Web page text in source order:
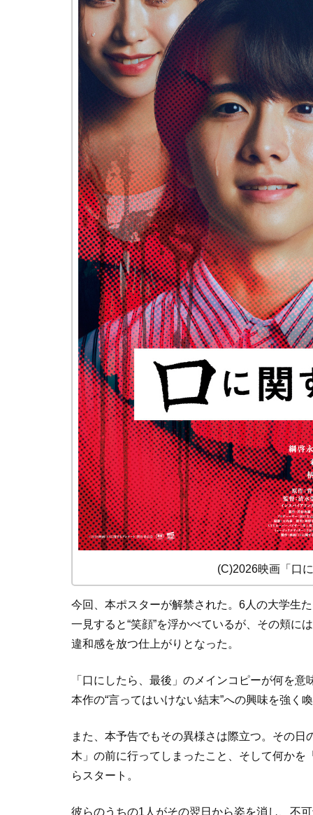
(C)2026映画「口
今回、本ポスターが解禁された。6人の大学生
一見すると“笑顔”を浮かべているが、その頬に
違和感を放つ仕上がりとなった。
「口にしたら、最後」のメインコピーが何を
本作の“言ってはいけない結末”への興味を強く
また、本予告でもその異様さは際立つ。その
木」の前に行ってしまったこと、そして何かを
らスタート。
彼らのうちの1人がその翌日から姿を消し、不